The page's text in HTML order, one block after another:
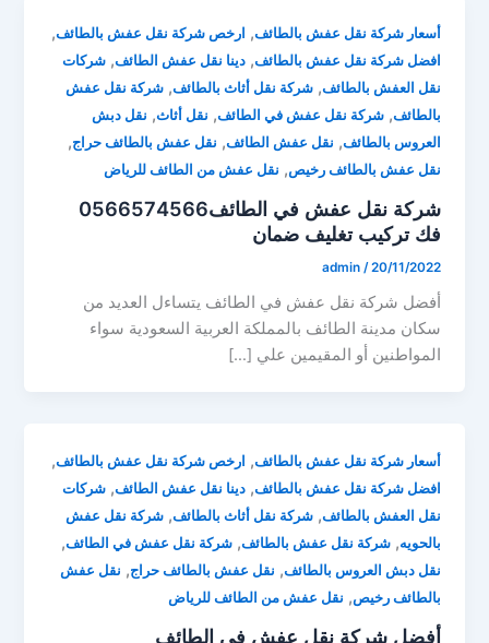
أسعار شركة نقل عفش بالطائف, ارخص شركة نقل عفش بالطائف,
افضل شركة نقل عفش بالطائف,دينا نقل عفش الطائف,شركات
نقل العفش بالطائف,شركة نقل أثاث بالطائف,شركة نقل عفش
بالطائف,شركة نقل عفش في الطائف, نقل أثاث, نقل دبش
العروس بالطائف, نقل عفش الطائف, نقل عفش بالطائف حراج,
نقل عفش بالطائف رخيص, نقل عفش من الطائف للرياض
شركة نقل عفش في الطائف0566574566
فك تركيب تغليف ضمان
admin /20/11/2022
أفضل شركة نقل عفش في الطائف يتساءل العديد من
سكان مدينة الطائف بالمملكة العربية السعودية سواء
المواطنين أو المقيمين علي […]
أسعار شركة نقل عفش بالطائف, ارخص شركة نقل عفش بالطائف,
افضل شركة نقل عفش بالطائف,دينا نقل عفش الطائف,شركات
نقل العفش بالطائف,شركة نقل أثاث بالطائف,شركة نقل عفش
بالحويه,شركة نقل عفش بالطائف,شركة نقل عفش في الطائف,
نقل دبش العروس بالطائف, نقل عفش بالطائف حراج, نقل عفش
بالطائف رخيص, نقل عفش من الطائف للرياض
أفضل شركة نقل عفش في الطائف